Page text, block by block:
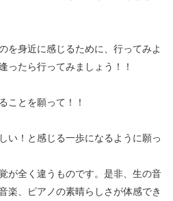
を身近に感じるために、行ってみよ
ったら行ってみましょう！！
ことを願って！！
い！と感じる一歩になるように願っ
が全く違うものです。是非、生の音
楽、ピアノの素晴らしさが体感でき